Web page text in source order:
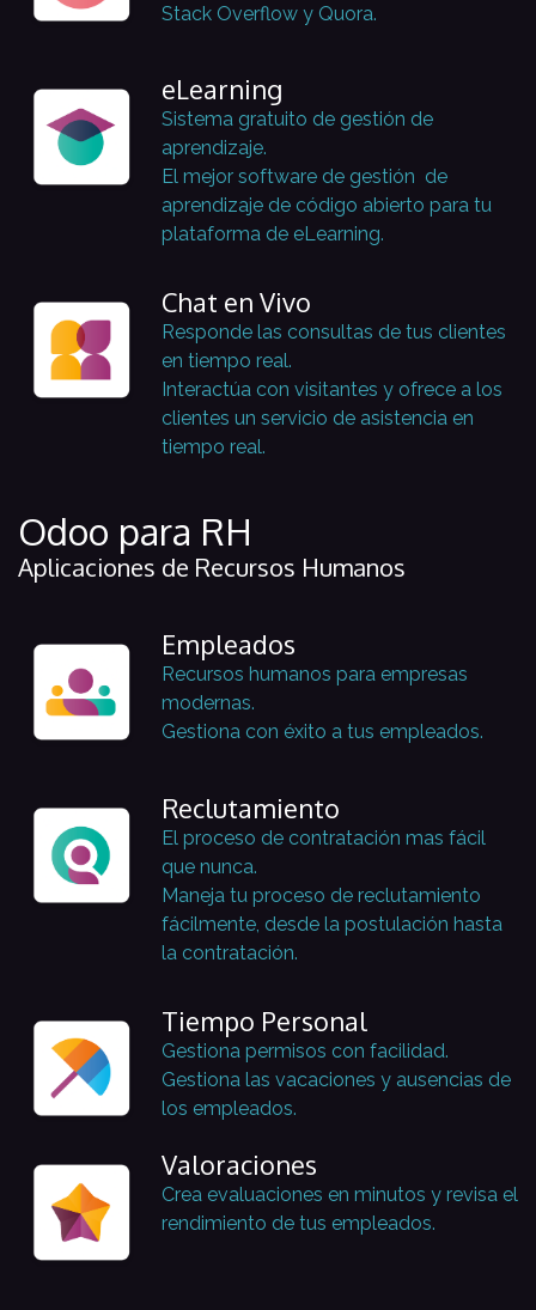
Stack Overflow y Quora.
eLearning
Sistema gratuito de gestión de
aprendizaje.
El mejor software de gestión de
aprendizaje de código abierto para tu
plataforma de eLearning.
Chat en Vivo
Responde las consultas de tus clientes
en tiempo real.
Interactúa con visitantes y ofrece a los
clientes un servicio de asistencia en
tiempo real.
Odoo para RH
Aplicaciones de Recursos Humanos
Empleados
Recursos humanos para empresas
modernas.
Gestiona con éxito a tus empleados.
Reclutamiento
El proceso de contratación mas fácil
que nunca.
Maneja tu proceso de reclutamiento
fácilmente, desde la postulación hasta
la contratación.
Tiempo Personal
Gestiona permisos con facilidad.
Gestiona las vacaciones y ausencias de
los empleados.
Valoraciones
Crea evaluaciones en minutos y revisa el
rendimiento de tus empleados.